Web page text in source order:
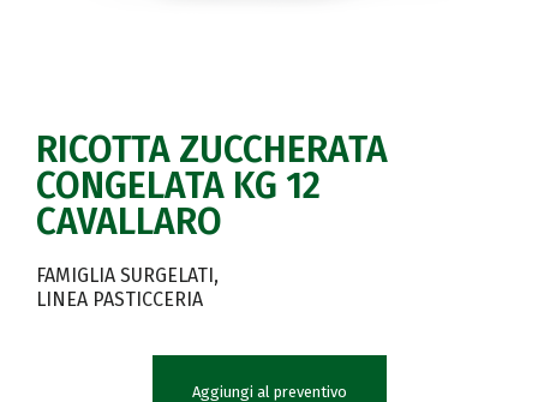
RICOTTA ZUCCHERATA
CONGELATA KG 12
CAVALLARO
FAMIGLIA SURGELATI
LINEA PASTICCERIA
Aggiungi al preventivo